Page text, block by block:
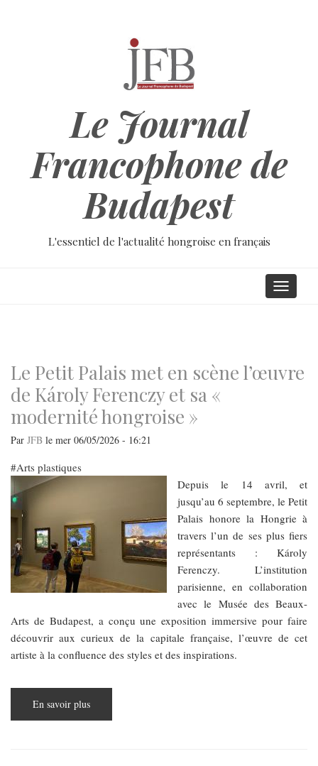
Le Journal
Francophone de
Budapest
L'essentiel de l'actualité hongroise en français
Toggle
Le Petit Palais met en scène l’œuvre
de Károly Ferenczy et sa «
modernité hongroise »
Par JFB le mer 06/05/2026 - 16:21
Arts plastiques
​​​​​​​Depuis le 14 avril, et
jusqu’au 6 septembre, le Petit
Palais honore la Hongrie à
travers l’un de ses plus fiers
représentants : Károly
Ferenczy. L’institution
parisienne, en collaboration
avec le Musée des Beaux-
Arts de Budapest, a conçu une exposition immersive pour faire
découvrir aux curieux de la capitale française, l’œuvre de cet
artiste à la confluence des styles et des inspirations.
En savoir plus
Petit